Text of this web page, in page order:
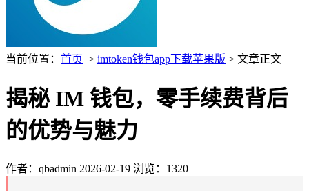
当前位置： 首页 > imtoken钱包app下载苹果版 > 文章正文
揭秘 IM 钱包，零手续费背后
的优势与魅力
作者：qbadmin 2026-02-19 浏览：1320